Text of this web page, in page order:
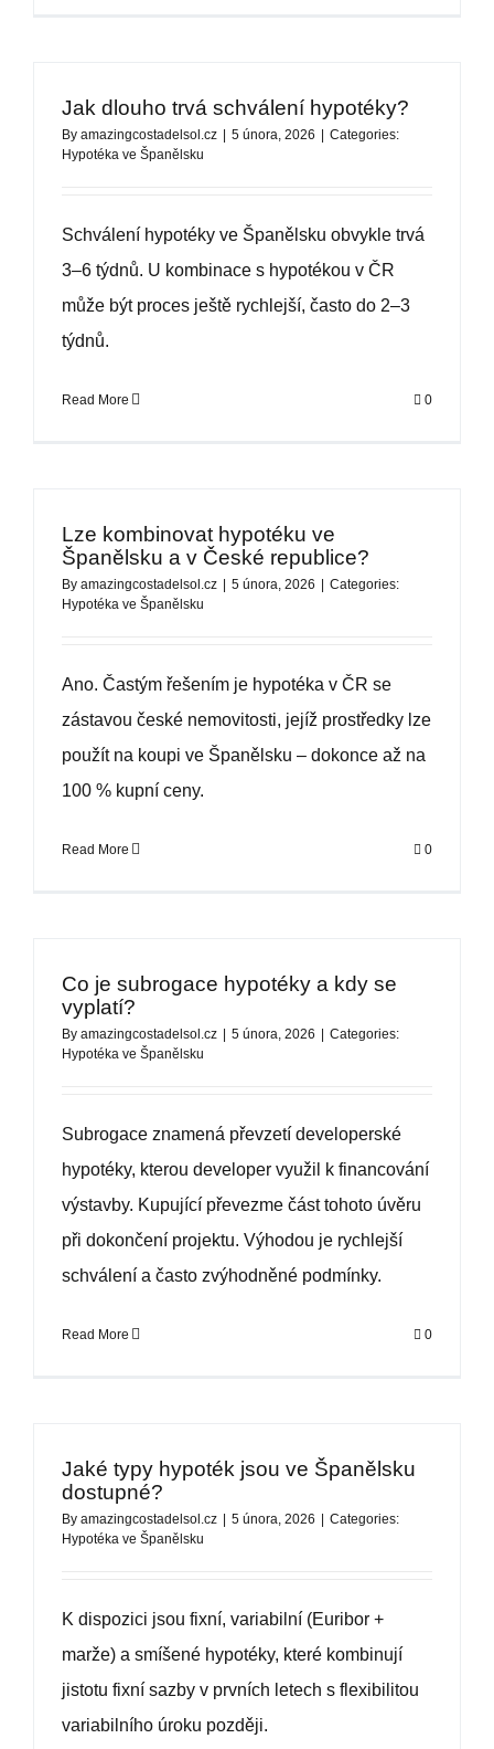
Jak dlouho trvá schválení hypotéky?
By amazingcostadelsol.cz 5 února, 2026
Categories:
Hypotéka ve Španělsku
Schválení hypotéky ve Španělsku obvykle trvá
3–6 týdnů. U kombinace s hypotékou v ČR
může být proces ještě rychlejší, často do 2–3
týdnů.
Read More 0
Lze kombinovat hypotéku ve
Španělsku a v České republice?
By amazingcostadelsol.cz 5 února, 2026
Categories:
Hypotéka ve Španělsku
Ano. Častým řešením je hypotéka v ČR se
zástavou české nemovitosti, jejíž prostředky lze
použít na koupi ve Španělsku – dokonce až na
100 % kupní ceny.
Read More 0
Co je subrogace hypotéky a kdy se
vyplatí?
By amazingcostadelsol.cz 5 února, 2026
Categories:
Hypotéka ve Španělsku
Subrogace znamená převzetí developerské
hypotéky, kterou developer využil k financování
výstavby. Kupující převezme část tohoto úvěru
při dokončení projektu. Výhodou je rychlejší
schválení a často zvýhodněné podmínky.
Read More 0
Jaké typy hypoték jsou ve Španělsku
dostupné?
By amazingcostadelsol.cz 5 února, 2026
Categories:
Hypotéka ve Španělsku
K dispozici jsou fixní, variabilní (Euribor +
marže) a smíšené hypotéky, které kombinují
jistotu fixní sazby v prvních letech s flexibilitou
variabilního úroku později.